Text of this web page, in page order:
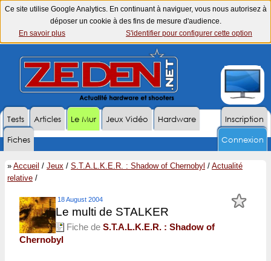
Ce site utilise Google Analytics. En continuant à naviguer, vous nous autorisez à
déposer un cookie à des fins de mesure d'audience.
En savoir plus
S'identifier pour configurer cette option
Inscription
Tests Articles Le Mur Jeux Vidéo
Hardware
Fiches
Connexion
» Accueil / Jeux / S.T.A.L.K.E.R. : Shadow of Chernobyl / Actualité
relative /
18 August 2004
Le multi de STALKER
Fiche de S.T.A.L.K.E.R. : Shadow of
Chernobyl